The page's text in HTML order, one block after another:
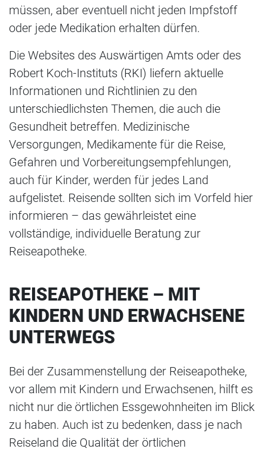
müssen, aber eventuell nicht jeden Impfstoff
oder jede Medikation erhalten dürfen.
Die Websites des Auswärtigen Amts oder des
Robert Koch-Instituts (RKI) liefern aktuelle
Informationen und Richtlinien zu den
unterschiedlichsten Themen, die auch die
Gesundheit betreffen. Medizinische
Versorgungen, Medikamente für die Reise,
Gefahren und Vorbereitungsempfehlungen,
auch für Kinder, werden für jedes Land
aufgelistet. Reisende sollten sich im Vorfeld hier
informieren – das gewährleistet eine
vollständige, individuelle Beratung zur
Reiseapotheke.
REISEAPOTHEKE – MIT
KINDERN UND ERWACHSENE
UNTERWEGS
Bei der Zusammenstellung der Reiseapotheke,
vor allem mit Kindern und Erwachsenen, hilft es
nicht nur die örtlichen Essgewohnheiten im Blick
zu haben. Auch ist zu bedenken, dass je nach
Reiseland die Qualität der örtlichen